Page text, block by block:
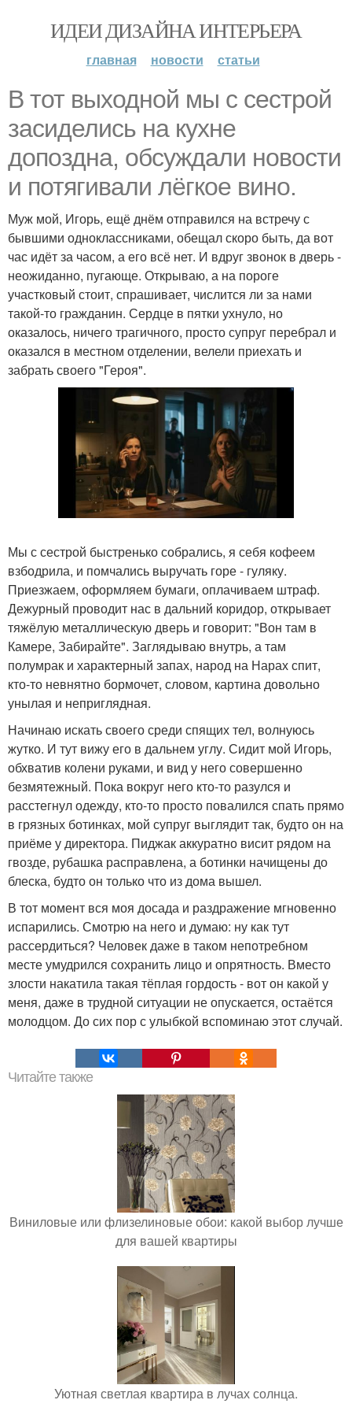
ИДЕИ ДИЗАЙНА ИНТЕРЬЕРА
главная новости статьи
В тот выходной мы с сестрой
засиделись на кухне
допоздна, обсуждали новости
и потягивали лёгкое вино.
Муж мой, Игорь, ещё днём отправился на встречу с
бывшими одноклассниками, обещал скоро быть, да вот
час идёт за часом, а его всё нет. И вдруг звонок в дверь -
неожиданно, пугающе. Открываю, а на пороге
участковый стоит, спрашивает, числится ли за нами
такой-то гражданин. Сердце в пятки ухнуло, но
оказалось, ничего трагичного, просто супруг перебрал и
оказался в местном отделении, велели приехать и
забрать своего "Героя".
Мы с сестрой быстренько собрались, я себя кофеем
взбодрила, и помчались выручать горе - гуляку.
Приезжаем, оформляем бумаги, оплачиваем штраф.
Дежурный проводит нас в дальний коридор, открывает
тяжёлую металлическую дверь и говорит: "Вон там в
Камере, Забирайте". Заглядываю внутрь, а там
полумрак и характерный запах, народ на Нарах спит,
кто-то невнятно бормочет, словом, картина довольно
унылая и неприглядная.
Начинаю искать своего среди спящих тел, волнуюсь
жутко. И тут вижу его в дальнем углу. Сидит мой Игорь,
обхватив колени руками, и вид у него совершенно
безмятежный. Пока вокруг него кто-то разулся и
расстегнул одежду, кто-то просто повалился спать прямо
в грязных ботинках, мой супруг выглядит так, будто он на
приёме у директора. Пиджак аккуратно висит рядом на
гвозде, рубашка расправлена, а ботинки начищены до
блеска, будто он только что из дома вышел.
В тот момент вся моя досада и раздражение мгновенно
испарились. Смотрю на него и думаю: ну как тут
рассердиться? Человек даже в таком непотребном
месте умудрился сохранить лицо и опрятность. Вместо
злости накатила такая тёплая гордость - вот он какой у
меня, даже в трудной ситуации не опускается, остаётся
молодцом. До сих пор с улыбкой вспоминаю этот случай.
Читайте также
Виниловые или флизелиновые обои: какой выбор лучше
для вашей квартиры
Уютная светлая квартира в лучах солнца.